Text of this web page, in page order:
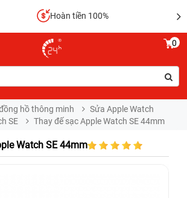
Hoàn tiền 100%
0
hồ thông minh
Sửa Apple Watch
SE
Thay đế sạc Apple Watch SE 44mm
Watch SE 44mm